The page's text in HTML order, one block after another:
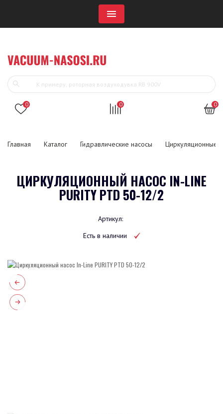
Menu
0 0 0
Главная Каталог Гидравлические насосы Циркуляционные
ЦИРКУЛЯЦИОННЫЙ НАСОС IN-LINE
PURITY PTD 50-12/2
Артикул:
Есть в наличии